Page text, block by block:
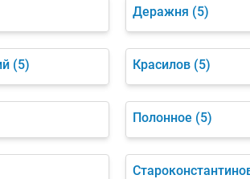
Деражня (5)
(5) Красилов (5)
Полонное (5)